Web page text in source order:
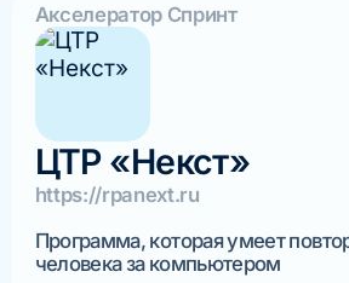
Акселератор Спринт
ЦТР «Некст»
https://rpanext.ru
Программа, которая умеет
человека за компьютером